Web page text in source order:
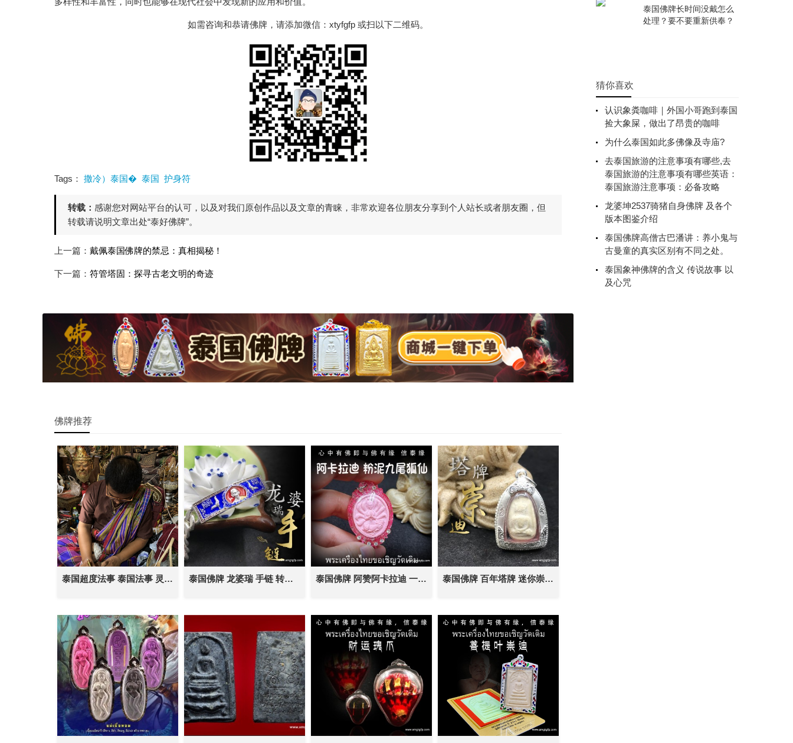
如需咨询和恭请佛牌，请添加微信：xtyfgfp 或扫以下二维码。
Tags： 撒冷）泰国� 泰国 护身符
转载： 感谢您对网站平台的认可，以及对我们原创作品以及文章的青睐，非常欢迎各位朋友分享到个人站长或者朋友圈，但
转载请说明文章出处“泰好佛牌”。
上一篇： 戴佩泰国佛牌的禁忌：真相揭秘！
下一篇： 符管塔固：探寻古老文明的奇迹
佛牌推荐
泰国超度法事 泰国法事 灵婴超度 一对一法事 泰国佛牌 龙婆瑞 手链 转运招财 强力助生意 财不离手 助人缘事业招财 增运增福 泰国佛牌 阿赞阿卡拉迪 一期 粉泥九尾狐仙 招正偏桃花 财运异性缘 感情和合 泰国佛牌 百年塔牌 迷你崇迪佛牌 转运平安 辟邪避险 挡灾助人缘 事业生意 守护健康
泰国佛牌长时间没戴怎么
处理？要不要重新供奉？
猜你喜欢
认识象粪咖啡｜外国小哥跑到泰国
捡大象屎，做出了昂贵的咖啡
为什么泰国如此多佛像及寺庙?
去泰国旅游的注意事项有哪些,去
泰国旅游的注意事项有哪些英语：
泰国旅游注意事项：必备攻略
龙婆坤2537骑猪自身佛牌 及各个
版本图鉴介绍
泰国佛牌高僧古巴潘讲：养小鬼与
古曼童的真实区别有不同之处。
泰国象神佛牌的含义 传说故事 以
及心咒